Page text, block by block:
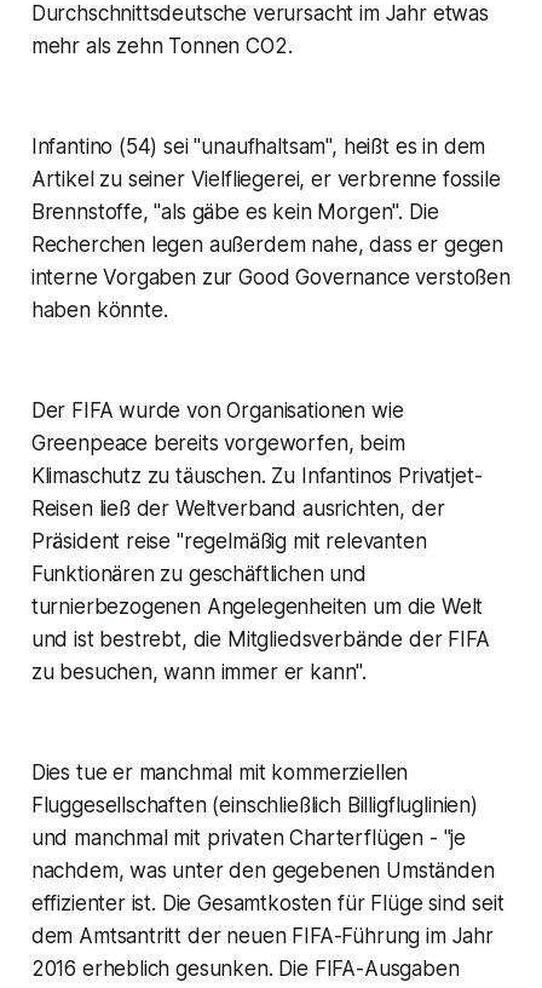
Durchschnittsdeutsche verursacht im Jahr etwas
mehr als zehn Tonnen CO2.
Infantino (54) sei "unaufhaltsam", heißt es in dem
Artikel zu seiner Vielfliegerei, er verbrenne fossile
Brennstoffe, "als gäbe es kein Morgen". Die
Recherchen legen außerdem nahe, dass er gegen
interne Vorgaben zur Good Governance verstoßen
haben könnte.
Der FIFA wurde von Organisationen wie
Greenpeace bereits vorgeworfen, beim
Klimaschutz zu täuschen. Zu Infantinos Privatjet-
Reisen ließ der Weltverband ausrichten, der
Präsident reise "regelmäßig mit relevanten
Funktionären zu geschäftlichen und
turnierbezogenen Angelegenheiten um die Welt
und ist bestrebt, die Mitgliedsverbände der FIFA
zu besuchen, wann immer er kann".
Dies tue er manchmal mit kommerziellen
Fluggesellschaften (einschließlich Billigfluglinien)
und manchmal mit privaten Charterflügen - "je
nachdem, was unter den gegebenen Umständen
effizienter ist. Die Gesamtkosten für Flüge sind seit
dem Amtsantritt der neuen FIFA-Führung im Jahr
2016 erheblich gesunken. Die FIFA-Ausgaben